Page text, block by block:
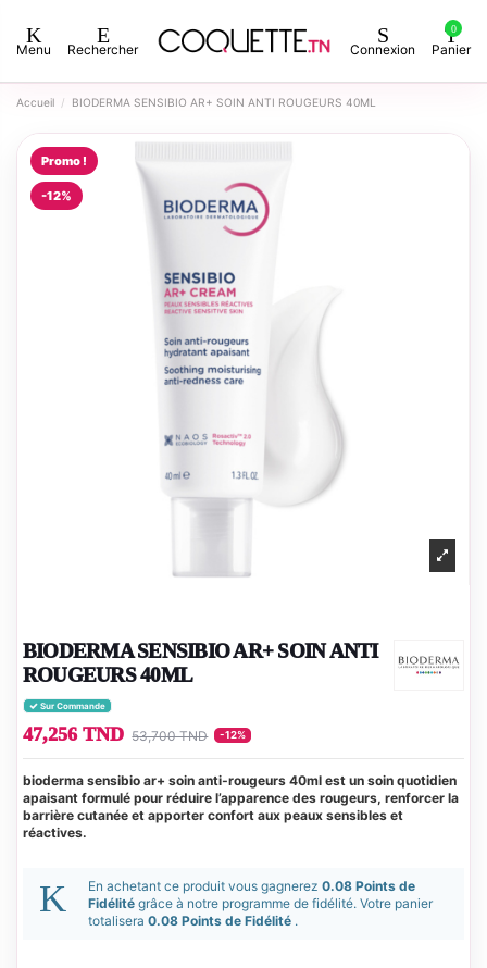
Menu Rechercher Connexion
0
Panier
Accueil BIODERMA SENSIBIO AR+ SOIN ANTI ROUGEURS 40ML
Promo !
-12%
BIODERMA SENSIBIO AR+ SOIN ANTI
ROUGEURS 40ML
Sur Commande
47,256 TND 53,700 TND -12%
bioderma sensibio ar+ soin anti‑rougeurs 40ml est un soin quotidien
apaisant formulé pour réduire l’apparence des rougeurs, renforcer la
barrière cutanée et apporter confort aux peaux sensibles et
réactives.
En achetant ce produit vous gagnerez 0.08 Points de
Fidélité grâce à notre programme de fidélité. Votre panier
totalisera 0.08 Points de Fidélité .